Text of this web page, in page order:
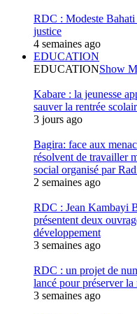
RDC : Modeste
justice
4 semaines ago
EDUCATION
EDUCATIONShow
Kabare : la jeunesse
sauver la rentrée
3 jours ago
Bagira: face aux
résolvent de travailler
social organisé par
2 semaines ago
RDC : Jean Kambayi
présentent deux
développement
3 semaines ago
RDC : un projet de
lancé pour préserver
3 semaines ago